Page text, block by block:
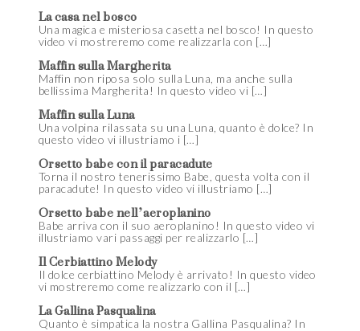
La casa nel bosco
Una magica e misteriosa casetta nel bosco! In questo
video vi mostreremo come realizzarla con […]
Maffin sulla Margherita
Maffin non riposa solo sulla Luna, ma anche sulla
bellissima Margherita! In questo video vi […]
Maffin sulla Luna
Una volpina rilassata su una Luna, quanto è dolce? In
questo video vi illustriamo i […]
Orsetto babe con il paracadute
Torna il nostro tenerissimo Babe, questa volta con il
paracadute! In questo video vi illustriamo […]
Orsetto babe nell’aeroplanino
Babe arriva con il suo aeroplanino! In questo video vi
illustriamo vari passaggi per realizzarlo […]
Il Cerbiattino Melody
Il dolce cerbiattino Melody è arrivato! In questo video
vi mostreremo come realizzarlo con il […]
La Gallina Pasqualina
Quanto è simpatica la nostra Gallina Pasqualina? In